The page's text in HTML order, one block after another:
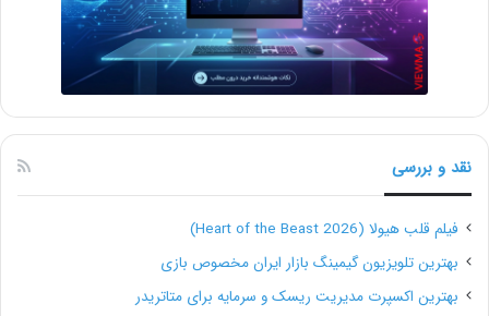
اپلیکیشن شما قرار است چه کارهایی انجام دهد؟ آیا قرار
است کاربران در فروشگاه آنلاین شما لباس انتخاب کنند یا به
صورت آنلاین در یک هتل اتاق رزرو کنند؟ اینکه برنامه شما
قرار است چه ویژگی‌هایی داشته باشد، تأثیر مستقیمی روی
هزینه ساخت اپلیکیشن خواهد گذاشت.
ادغام سخت‌افزارهای برنامه
اپلیکیشن شما باید با چه ویژگی‌های سخت افزاری مهمی
نقد و بررسی
فیلم قلب هیولا (Heart of the Beast 2026)
بهترین تلویزیون گیمینگ بازار ایران مخصوص بازی
بهترین اکسپرت مدیریت ریسک و سرمایه برای متاتریدر